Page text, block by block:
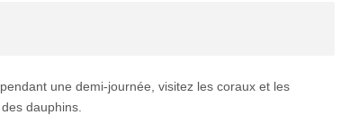
une demi-journée, visitez les coraux et les
dauphins.